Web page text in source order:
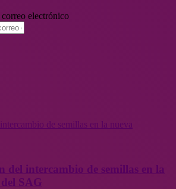
electrónico
de semillas en la nueva
del intercambio de semillas en la
SAG